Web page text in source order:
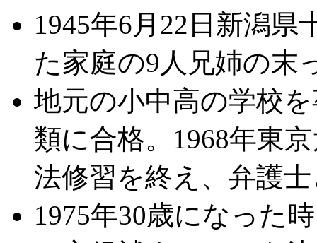
1945年6月22日新潟
た家庭の9人兄姉の末
地元の小中高の学校
類に合格。1968年東
法修習を終え、弁護
1975年30歳になった